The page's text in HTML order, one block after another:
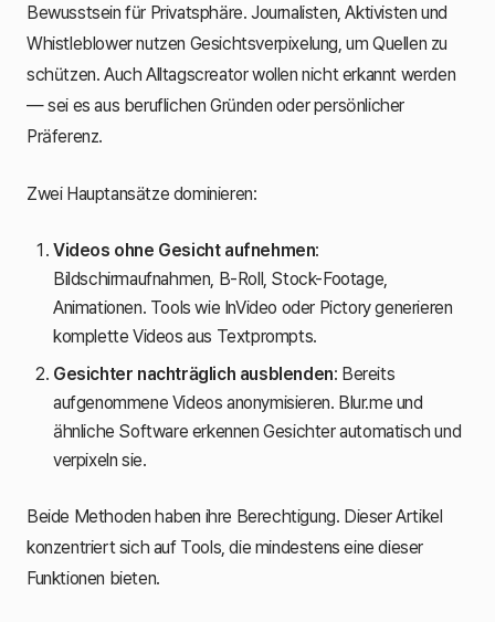
Bewusstsein für Privatsphäre. Journalisten, Aktivisten und
Whistleblower nutzen Gesichtsverpixelung, um Quellen zu
schützen. Auch Alltagscreator wollen nicht erkannt werden
— sei es aus beruflichen Gründen oder persönlicher
Präferenz.
Zwei Hauptansätze dominieren:
Videos ohne Gesicht aufnehmen:
Bildschirmaufnahmen, B-Roll, Stock-Footage,
Animationen. Tools wie InVideo oder Pictory generieren
komplette Videos aus Textprompts.
Gesichter nachträglich ausblenden: Bereits
aufgenommene Videos anonymisieren. Blur.me und
ähnliche Software erkennen Gesichter automatisch und
verpixeln sie.
Beide Methoden haben ihre Berechtigung. Dieser Artikel
konzentriert sich auf Tools, die mindestens eine dieser
Funktionen bieten.